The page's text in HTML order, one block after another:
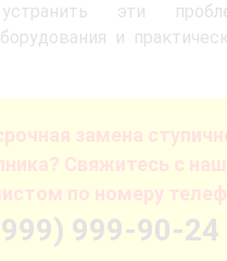
эти
и
замена
Свяжитесь с
по номеру
999-90-24